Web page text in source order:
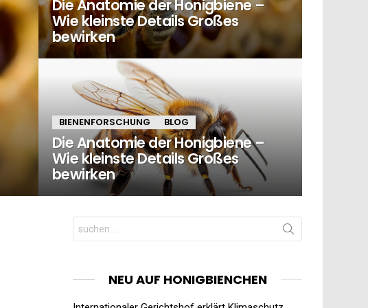
Die Anatomie der Honigbiene –
Wie kleinste Details Großes
bewirken
BIENENFORSCHUNG BLOG
Die Anatomie der Honigbiene –
Wie kleinste Details Großes
bewirken
Search
for:
NEU AUF HONIGBIENCHEN